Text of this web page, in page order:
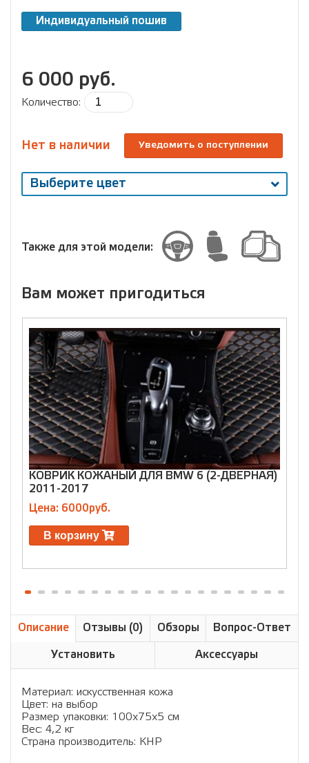
Индивидуальный пошив
6 000 руб.
Количество:
Нет в наличии Уведомить о поступлении
Выберите цвет
Выберите
Также для этой модели:
Вам может пригодиться
КОВРИК КОЖАНЫЙ ДЛЯ BMW 6 (2-ДВЕРНАЯ)
2011-2017
Цена: 6000руб.
В корзину
Описание Отзывы (0) Обзоры Вопрос-Ответ
Установить Аксессуары
Материал: искусственная кожа
Цвет: на выбор
Размер упаковки: 100х75х5 см
Вес: 4,2 кг
Страна производитель: КНР